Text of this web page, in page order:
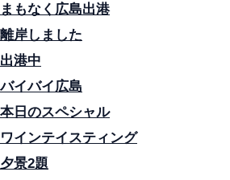
まもなく広島出港
離岸しました
出港中
バイバイ広島
本日のスペシャル
ワインテイスティング
夕景2題